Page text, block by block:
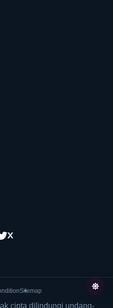
X
Sitemap
cipta dilindungi undang-